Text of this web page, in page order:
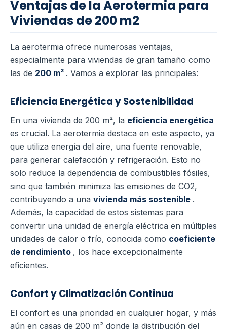
Ventajas de la Aerotermia para
Viviendas de 200 m2
La aerotermia ofrece numerosas ventajas,
especialmente para viviendas de gran tamaño como
las de 200 m² . Vamos a explorar las principales:
Eficiencia Energética y Sostenibilidad
En una vivienda de 200 m², la eficiencia energética
es crucial. La aerotermia destaca en este aspecto, ya
que utiliza energía del aire, una fuente renovable,
para generar calefacción y refrigeración. Esto no
solo reduce la dependencia de combustibles fósiles,
sino que también minimiza las emisiones de CO2,
contribuyendo a una vivienda más sostenible .
Además, la capacidad de estos sistemas para
convertir una unidad de energía eléctrica en múltiples
unidades de calor o frío, conocida como coeficiente
de rendimiento , los hace excepcionalmente
eficientes.
Confort y Climatización Continua
El confort es una prioridad en cualquier hogar, y más
aún en casas de 200 m² donde la distribución del